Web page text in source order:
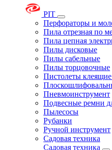
PIT
Перфораторы и
Пила отрезная по
Пила цепная
Пилы дисковые
Пилы сабельные
Пилы торцовочные
Пистолеты
Пневмоинструмент
Подвесные ремни
Пылесосы
Рубанки
Ручной инструмент
Садовая техника
Садовая техника